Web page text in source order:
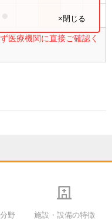
医療機関に直接ご確認く
×閉じる
野 施設・設備の特徴